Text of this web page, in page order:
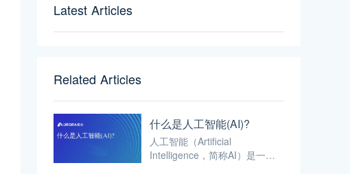
Latest Articles
Related Articles
什么是人工智能(AI)?
人工智能（Artificial
Intelligence，简称AI）是一种